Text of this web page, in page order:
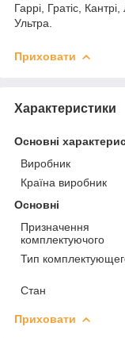
Гаррі, Гратіс,
Ультра.
Приховати
Характеристики
Основні
Виробник
Країна виробник
Основні
Призначення
комплектуючого
Тип
Стан
Приховати